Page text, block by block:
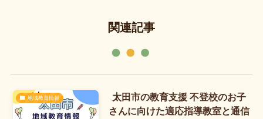
関連記事
地域教育情報
太田市の教育支援 不登校のお子
さんに向けた適応指導教室と通信